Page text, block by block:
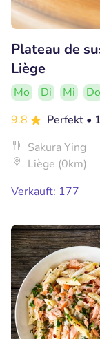
Plateau de
Liège
Mo Di Mi Do
9.8
Perfekt •
Sakura Ying
Liège (0km)
Verkauft: 177